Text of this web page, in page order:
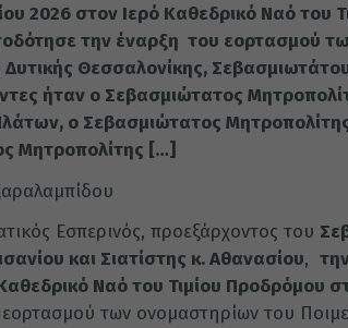
2026 στον Ιερό Καθεδρικό Ναό του
την έναρξη του εορτασμού
Θεσσαλονίκης,
ήταν ο Σεβασμιώτατος
ο Σεβασμιώτατος
Μητροπολίτης […]
Εσπερινός, προεξάρχοντος του
και Σιατίστης κ. Αθανασίου,
Ναό του Τιμίου Προδρόμου
των ονομαστηρίων του